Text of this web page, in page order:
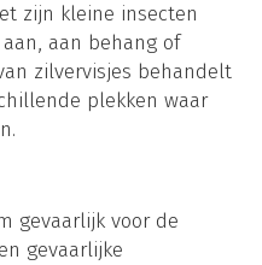
zijn kleine insecten
aan behang of
zilvervisjes behandelt
plekken waar
gevaarlijk voor de
gevaarlijke